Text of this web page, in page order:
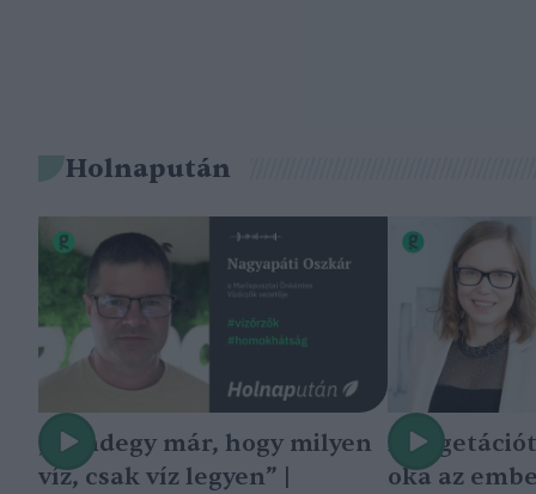
Holnapután
„Mindegy már, hogy milyen
víz, csak víz legyen” |
A
oka az